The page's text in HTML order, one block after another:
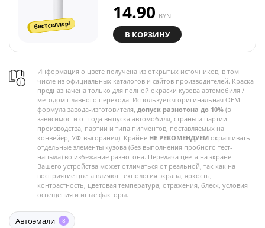
бестселлер!
14.90 BYN
В КОРЗИНУ
Информация о цвете получена из открытых источников, в том
числе из официальных каталогов и сайтов производителей. Краска
предназначена только для полной окраски кузова автомобиля /
методом плавного перехода. Используется оригинальная OEM-
формула завода-изготовителя, допуск разнотона до 10% (в
зависимости от года выпуска автомобиля, страны и партии
производства, партии и типа пигментов, поставляемых на
конвейер, УФ-выгорания). Крайне НЕ РЕКОМЕНДУЕМ окрашивать
отдельные элементы кузова (без выполнения пробного тест-
напыла) во избежание разнотона. Передача цвета на экране
Вашего устройства может отличаться от реальной, так как на
восприятие цвета влияют технология экрана, яркость,
контрастность, цветовая температура, отражения, блеск, условия
освещения и иные факторы.
Автоэмали 8